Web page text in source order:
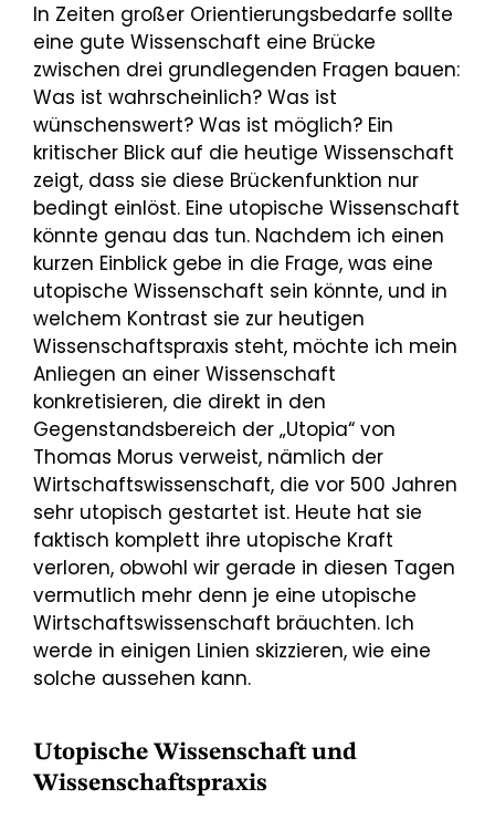
In Zeiten großer Orientierungsbedarfe sollte
eine gute Wissenschaft eine Brücke
zwischen drei grundlegenden Fragen bauen:
Was ist wahrscheinlich? Was ist
wünschenswert? Was ist möglich? Ein
kritischer Blick auf die heutige Wissenschaft
zeigt, dass sie diese Brückenfunktion nur
bedingt einlöst. Eine utopische Wissenschaft
könnte genau das tun. Nachdem ich einen
kurzen Einblick gebe in die Frage, was eine
utopische Wissenschaft sein könnte, und in
welchem Kontrast sie zur heutigen
Wissenschaftspraxis steht, möchte ich mein
Anliegen an einer Wissenschaft
konkretisieren, die direkt in den
Gegenstandsbereich der „Utopia“ von
Thomas Morus verweist, nämlich der
Wirtschaftswissenschaft, die vor 500 Jahren
sehr utopisch gestartet ist. Heute hat sie
faktisch komplett ihre utopische Kraft
verloren, obwohl wir gerade in diesen Tagen
vermutlich mehr denn je eine utopische
Wirtschaftswissenschaft bräuchten. Ich
werde in einigen Linien skizzieren, wie eine
solche aussehen kann.
Utopische Wissenschaft und
Wissenschaftspraxis